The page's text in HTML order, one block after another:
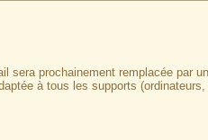
prochainement remplacée par
à tous les supports